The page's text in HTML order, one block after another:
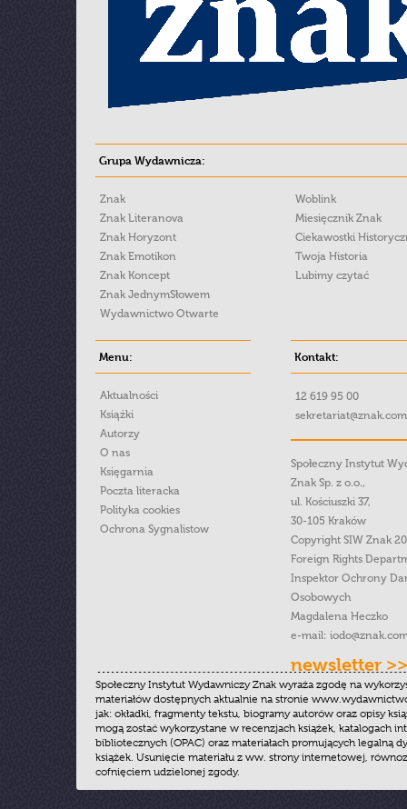
Grupa Wydawnicza:
Znak
Znak Literanova
Znak Horyzont
Znak Emotikon
Znak Koncept
Znak JednymSłowem
Wydawnictwo Otwarte
Woblink
Miesięcznik Znak
Ciekawostki
Twoja Historia
Lubimy czytać
Menu:
Aktualności
Książki
Autorzy
O nas
Księgarnia
Poczta literacka
Polityka cookies
Ochrona Sygnalistow
Kontakt:
12 619 95 00
Społeczny Instytut
Znak Sp. z o.o.,
ul. Kościuszki 37,
30-105 Kraków
Copyright SIW Znak
Foreign Rights
Inspektor Ochrony
Osobowych
Magdalena Heczko
e-mail:
newsletter >>
Społeczny Instytut Wydawniczy Znak wyraża zgodę na
materiałów dostępnych aktualnie na stronie
jak: okładki, fragmenty tekstu, biogramy autorów oraz opisy
mogą zostać wykorzystane w recenzjach książek, katalogach
bibliotecznych (OPAC) oraz materiałach promujących legalną
książek. Usunięcie materiału z ww. strony internetowej,
cofnięciem udzielonej zgody.